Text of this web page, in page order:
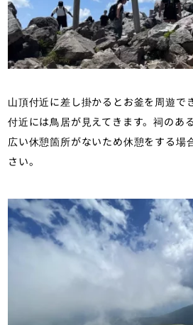
山頂付近に差し掛かるとお釜を周遊で
付近には鳥居が見えてきます。祠のあ
広い休憩箇所がないため休憩をする場
さい。